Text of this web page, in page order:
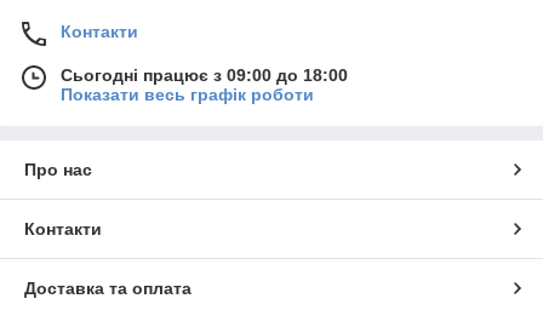
Контакти
Сьогодні працює з 09:00 до 18:00
Показати весь графік роботи
Про нас
Контакти
Доставка та оплата